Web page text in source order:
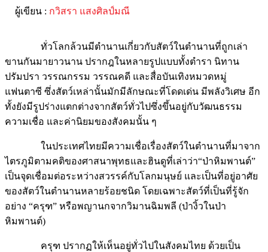
ผู้เขียน : กวิสรา แสงศิลป์มณี
ทั่วโลกล้วนมีตำนานเกี่ยวกับสัตว์ในตำนานที่ถูกเล่า
ขานกันมายาวนาน ปรากฎในหลายรูปแบบทั้งตำรา นิทาน
ปรัมปรา วรรณกรรม วรรณคดี และสื่อบันเทิงหมวดหมู่
แฟนตาซี ซึ่งสัตว์เหล่านั้นมักมีลักษณะที่โดดเด่น มีพลังวิเศษ อีก
ทั้งยังมีรูปร่างแตกต่างจากสัตว์ทั่วไปซึ่งขึ้นอยู่กับวัฒนธรรม
ความเชื่อ และค่านิยมของสังคมนั้น ๆ
ในประเทศไทยมีความเชื่อเรื่องสัตว์ในตำนานที่มาจาก
ไตรภูมิตามคติของศาสนาพุทธและฮินดูที่เล่าว่า“ป่าหิมพานต์”
เป็นจุดเชื่อมต่อระหว่างสวรรค์กับโลกมนุษย์ และเป็นที่อยู่อาศัย
ของสัตว์ในตำนานหลายร้อยชนิด โดยเฉพาะสัตว์ที่เป็นที่รู้จัก
อย่าง “ครุฑ” หรือพญานกจากวิมานฉิมพลี (ป่างิ้วในป่า
หิมพานต์)
ครุฑ ปรากฏให้เห็นอยู่ทั่วไปในสังคมไทย ด้วยเป็น